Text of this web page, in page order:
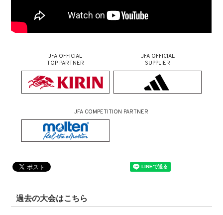
JFA OFFICIAL
TOP PARTNER
JFA OFFICIAL
SUPPLIER
JFA COMPETITION PARTNER
過去の大会はこちら